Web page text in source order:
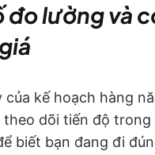
đo lường và
của kế hoạch hàng
dõi tiến độ trong
biết bạn đang đi